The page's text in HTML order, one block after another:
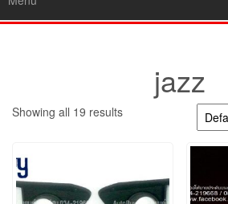
jazz
Showing all 19 results